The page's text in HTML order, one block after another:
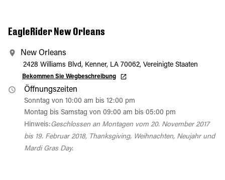
EagleRider New Orleans
New Orleans
2428 Williams Blvd, Kenner, LA 70062, Vereinigte Staaten
Bekommen Sie Wegbeschreibung
Öffnungszeiten
Sonntag von 10:00 am bis 12:00 pm
Montag bis Samstag von 09:00 am bis 05:00 pm
Hinweis:Geschlossen an Montagen vom 20. November 2017
bis 19. Februar 2018, Thanksgiving, Weihnachten, Neujahr und
Mardi Gras Day.